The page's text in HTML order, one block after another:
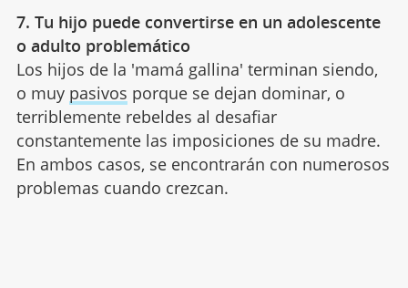
7. Tu hijo puede convertirse en un adolescente
o adulto problemático
Los hijos de la 'mamá gallina' terminan siendo,
o muy pasivos porque se dejan dominar, o
terriblemente rebeldes al desafiar
constantemente las imposiciones de su madre.
En ambos casos, se encontrarán con numerosos
problemas cuando crezcan.